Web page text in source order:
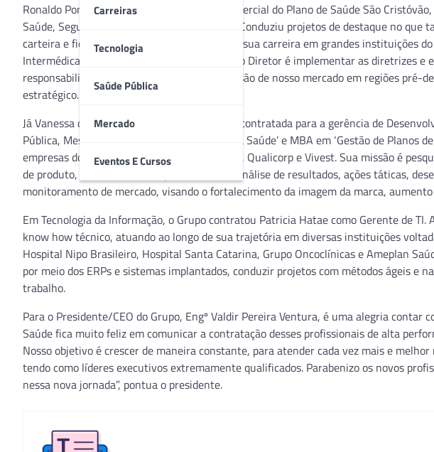
Carreiras
Tecnologia
Saúde Pública
Mercado
Eventos E Cursos
Ronaldo Pontes Martins é o novo Diretor Comercial do Plano de Saúde São
Saúde, Seguro de Saúde e Gestão Comercial. Conduziu projetos de destaque no que
carteira e fidelização de clientes, construindo sua carreira em grandes instituições
Intermédica e Medial Saúde. A missão do novo Diretor é implementar as diretrizes e
responsabilidade, a fim de consolidar a expansão de nosso mercado em regiões pré-
estratégico.
Já Vanessa de Carvalho Arruda do Amaral foi contratada para a gerência de
Pública, Mestrado em ‘Gestão em Negócios da Saúde’ e MBA em ‘Gestão de Planos
empresas do ramo, como UnitedHealth Group, Qualicorp e Vivest. Sua missão é
de produto, envolvendo acompanhamento e análise de resultados, ações táticas,
monitoramento de mercado, visando o fortalecimento da imagem da marca,
Em Tecnologia da Informação, o Grupo contratou Patricia Hatae como Gerente de
know how técnico, atuando ao longo de sua trajetória em diversas instituições
Hospital Nipo Brasileiro, Hospital Santa Catarina, Grupo Oncoclínicas e Ameplan
por meio dos ERPs e sistemas implantados, conduzir projetos com métodos ágeis e
trabalho.
Para o Presidente/CEO do Grupo, Engº Valdir Pereira Ventura, é uma alegria contar
Saúde fica muito feliz em comunicar a contratação desses profissionais de alta
Nosso objetivo é crescer de maneira constante, para atender cada vez mais e
tendo como líderes executivos extremamente qualificados. Parabenizo os novos
nessa nova jornada”, pontua o presidente.